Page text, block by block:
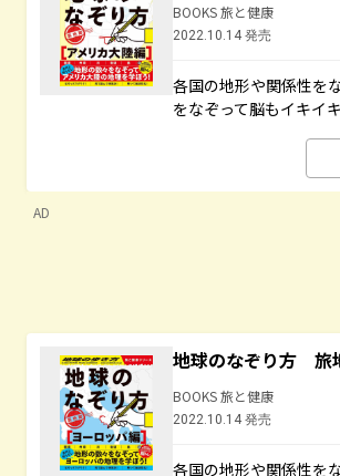
BOOKS 旅と健康
2022.10.14 発売
各国の地形や関係性を
をなぞって脳もイキイキ
AD
地球のなぞり方 旅
BOOKS 旅と健康
2022.10.14 発売
各国の地形や関係性を